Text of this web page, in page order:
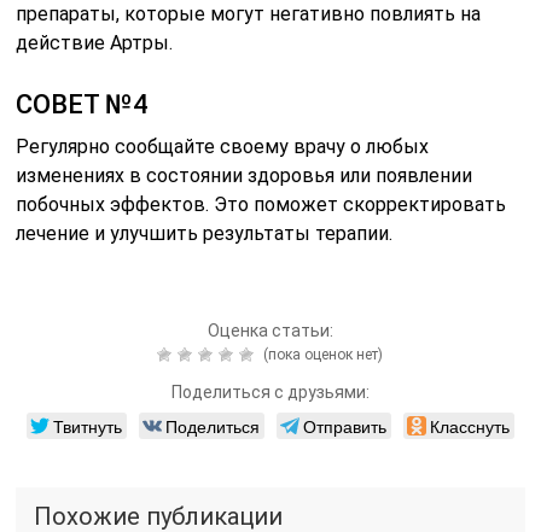
препараты, которые могут негативно повлиять на
действие Артры.
СОВЕТ №4
Регулярно сообщайте своему врачу о любых
изменениях в состоянии здоровья или появлении
побочных эффектов. Это поможет скорректировать
лечение и улучшить результаты терапии.
Оценка статьи:
(пока оценок нет)
Поделиться с друзьями:
Твитнуть Поделиться Отправить Класснуть
Похожие публикации